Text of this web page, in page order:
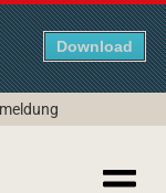
Download